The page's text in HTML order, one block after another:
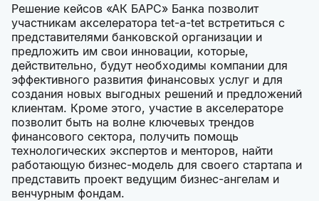
Решение кейсов «АК БАРС» Банка позволит
участникам акселератора tet-a-tet встретиться с
представителями банковской организации и
предложить им свои инновации, которые,
действительно, будут необходимы компании для
эффективного развития финансовых услуг и для
создания новых выгодных решений и предложений
клиентам. Кроме этого, участие в акселераторе
позволит быть на волне ключевых трендов
финансового сектора, получить помощь
технологических экспертов и менторов, найти
работающую бизнес-модель для своего стартапа и
представить проект ведущим бизнес-ангелам и
венчурным фондам.